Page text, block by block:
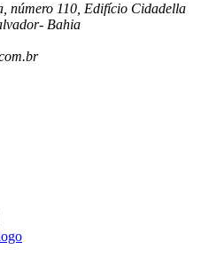
número 110, Edifício Cidadella
Bahia